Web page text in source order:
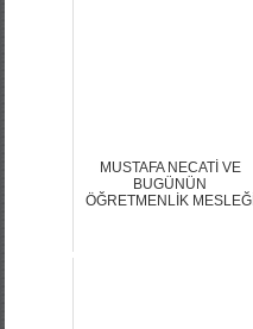
MUSTAFA NECATİ VE
BUGÜNÜN
ÖĞRETMENLİK MESLEĞİ